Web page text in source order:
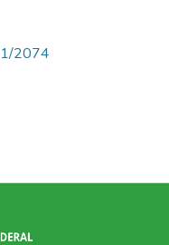
1/2074